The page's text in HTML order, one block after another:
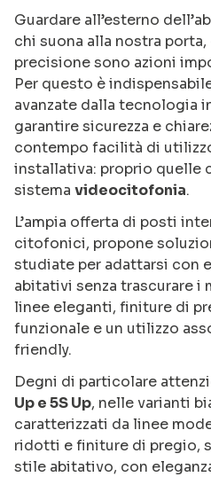
Guardare all’esterno
chi suona alla nostra
precisione sono azioni
Per questo è
avanzate dalla tecnologia
garantire sicurezza e
contempo facilità di
installativa: proprio quelle
sistema videocitofonia.
L’ampia offerta di posti
citofonici, propone
studiate per adattarsi con
abitativi senza trascurare i
linee eleganti, finiture di
funzionale e un utilizzo
friendly.
Degni di particolare
Up e 5S Up, nelle varianti
caratterizzati da linee
ridotti e finiture di pregio,
stile abitativo, con